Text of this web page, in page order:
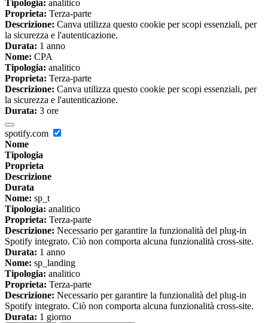
Tipologia: analitico
Proprieta: Terza-parte
Descrizione: Canva utilizza questo cookie per scopi essenziali, per
la sicurezza e l'autenticazione.
Durata: 1 anno
Nome: CPA
Tipologia: analitico
Proprieta: Terza-parte
Descrizione: Canva utilizza questo cookie per scopi essenziali, per
la sicurezza e l'autenticazione.
Durata: 3 ore
spotify.com
Nome
Tipologia
Proprieta
Descrizione
Durata
Nome: sp_t
Tipologia: analitico
Proprieta: Terza-parte
Descrizione: Necessario per garantire la funzionalità del plug-in
Spotify integrato. Ciò non comporta alcuna funzionalità cross-site.
Durata: 1 anno
Nome: sp_landing
Tipologia: analitico
Proprieta: Terza-parte
Descrizione: Necessario per garantire la funzionalità del plug-in
Spotify integrato. Ciò non comporta alcuna funzionalità cross-site.
Durata: 1 giorno